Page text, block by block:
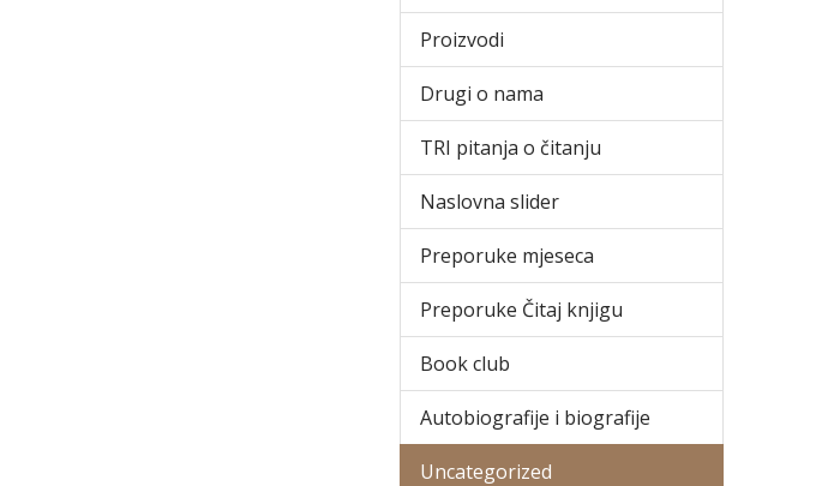
Proizvodi
Drugi o nama
TRI pitanja o čitanju
Naslovna slider
Preporuke mjeseca
Preporuke Čitaj knjigu
Book club
Autobiografije i biografije
Uncategorized